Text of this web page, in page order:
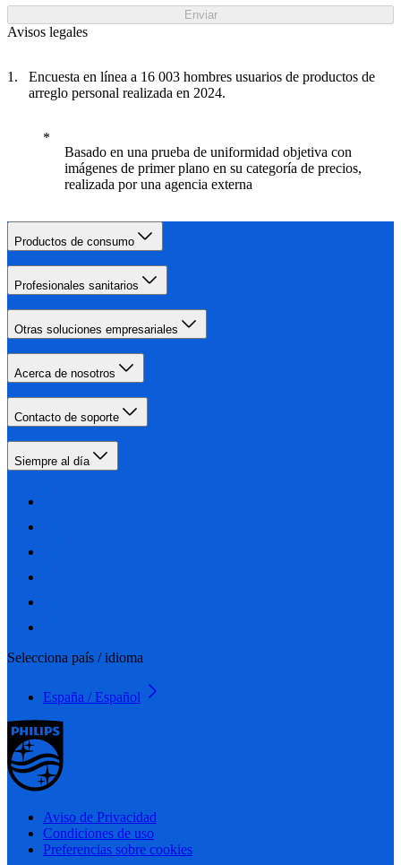
Enviar
Avisos legales
Encuesta en línea a 16 003 hombres usuarios de productos de
arreglo personal realizada en 2024.
Basado en una prueba de uniformidad objetiva con
imágenes de primer plano en su categoría de precios,
realizada por una agencia externa
Productos de consumo
Profesionales sanitarios
Otras soluciones empresariales
Acerca de nosotros
Contacto de soporte
Siempre al día
Selecciona país / idioma
España / Español
Aviso de Privacidad
Condiciones de uso
Preferencias sobre cookies